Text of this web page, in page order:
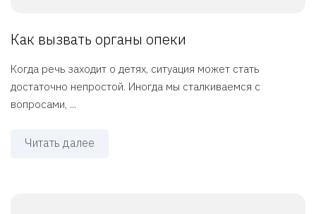
Как вызвать органы опеки
Когда речь заходит о детях, ситуация может стать
достаточно непростой. Иногда мы сталкиваемся с
вопросами, ...
Читать далее